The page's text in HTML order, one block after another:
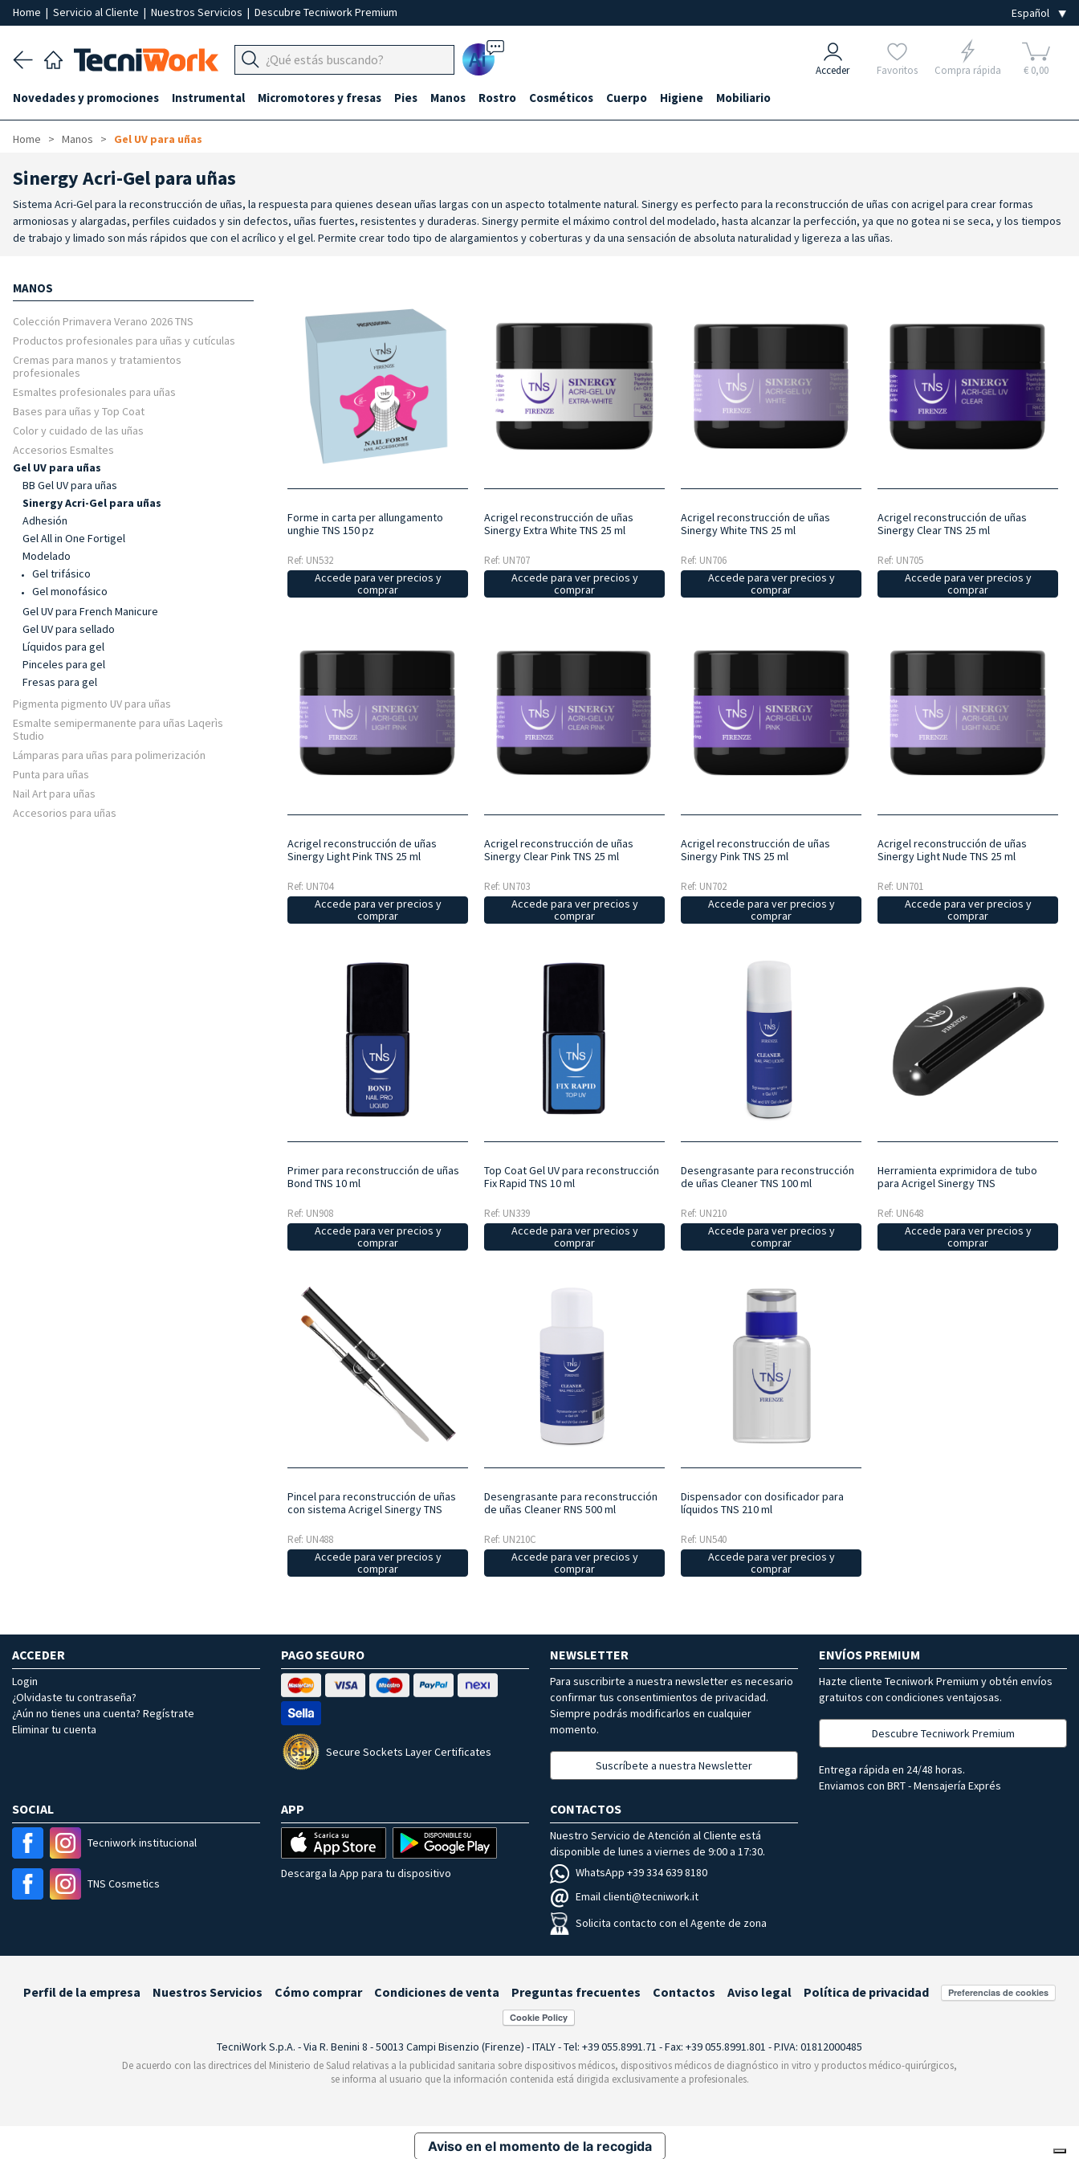
Home | Servicio al Cliente | Nuestros Servicios | Descubre Tecniwork Premium
Ai Acceder Favoritos Compra rápida € 0,00
Novedades y promociones Instrumental Micromotores y fresas Pies Manos Rostro Cosméticos Cuerpo Higiene Mobiliario
Home Manos Gel UV para uñas
Sinergy Acri-Gel para uñas
Sistema Acri-Gel para la reconstrucción de uñas, la respuesta para quienes desean uñas largas con un aspecto totalmente natural. Sinergy es perfecto para la reconstrucción de uñas con acrigel para crear formas
armoniosas y alargadas, perfiles cuidados y sin defectos, uñas fuertes, resistentes y duraderas. Sinergy permite el máximo control del modelado, hasta alcanzar la perfección, ya que no gotea ni se seca, y los tiempos
de trabajo y limado son más rápidos que con el acrílico y el gel. Permite crear todo tipo de alargamientos y coberturas y da una sensación de absoluta naturalidad y ligereza a las uñas.
MANOS
Colección Primavera Verano 2026 TNS
Productos profesionales para uñas y cutículas
Cremas para manos y tratamientos
profesionales
Esmaltes profesionales para uñas
Bases para uñas y Top Coat
Color y cuidado de las uñas
Accesorios Esmaltes
Gel UV para uñas
BB Gel UV para uñas
Sinergy Acri-Gel para uñas
Adhesión
Gel All in One Fortigel
Modelado
Gel trifásico
Gel monofásico
Gel UV para French Manicure
Gel UV para sellado
Líquidos para gel
Pinceles para gel
Fresas para gel
Pigmenta pigmento UV para uñas
Esmalte semipermanente para uñas Laqerìs
Studio
Lámparas para uñas para polimerización
Punta para uñas
Nail Art para uñas
Accesorios para uñas
Forme in carta per allungamento
unghie TNS 150 pz
Ref: UN532
Accede para ver precios y
comprar
Acrigel reconstrucción de uñas
Sinergy Extra White TNS 25 ml
Ref: UN707
Accede para ver precios y
comprar
Acrigel reconstrucción de uñas
Sinergy White TNS 25 ml
Ref: UN706
Accede para ver precios y
comprar
Acrigel reconstrucción de uñas
Sinergy Clear TNS 25 ml
Ref: UN705
Accede para ver precios y
comprar
Acrigel reconstrucción de uñas
Sinergy Light Pink TNS 25 ml
Ref: UN704
Accede para ver precios y
comprar
Acrigel reconstrucción de uñas
Sinergy Clear Pink TNS 25 ml
Ref: UN703
Accede para ver precios y
comprar
Acrigel reconstrucción de uñas
Sinergy Pink TNS 25 ml
Ref: UN702
Accede para ver precios y
comprar
Acrigel reconstrucción de uñas
Sinergy Light Nude TNS 25 ml
Ref: UN701
Accede para ver precios y
comprar
Primer para reconstrucción de uñas
Bond TNS 10 ml
Ref: UN908
Accede para ver precios y
comprar
Top Coat Gel UV para reconstrucción
Fix Rapid TNS 10 ml
Ref: UN339
Accede para ver precios y
comprar
Desengrasante para reconstrucción
de uñas Cleaner TNS 100 ml
Ref: UN210
Accede para ver precios y
comprar
Herramienta exprimidora de tubo
para Acrigel Sinergy TNS
Ref: UN648
Accede para ver precios y
comprar
Pincel para reconstrucción de uñas
con sistema Acrigel Sinergy TNS
Ref: UN488
Accede para ver precios y
comprar
Desengrasante para reconstrucción
de uñas Cleaner RNS 500 ml
Ref: UN210C
Accede para ver precios y
comprar
Dispensador con dosificador para
líquidos TNS 210 ml
Ref: UN540
Accede para ver precios y
comprar
ACCEDER
Login
¿Olvidaste tu contraseña?
¿Aún no tienes una cuenta? Regístrate
Eliminar tu cuenta
PAGO SEGURO
Secure Sockets Layer Certificates
NEWSLETTER
Para suscribirte a nuestra newsletter es necesario
confirmar tus consentimientos de privacidad.
Siempre podrás modificarlos en cualquier
momento.
Suscríbete a nuestra Newsletter
ENVÍOS PREMIUM
Hazte cliente Tecniwork Premium y obtén envíos
gratuitos con condiciones ventajosas.
Descubre Tecniwork Premium
Entrega rápida en 24/48 horas.
Enviamos con BRT - Mensajería Exprés
SOCIAL
Tecniwork institucional
TNS Cosmetics
APP
Descarga la App para tu dispositivo
CONTACTOS
Nuestro Servicio de Atención al Cliente está
disponible de lunes a viernes de 9:00 a 17:30.
WhatsApp +39 334 639 8180
Email clienti@tecniwork.it
Solicita contacto con el Agente de zona
Perfil de la empresa Nuestros Servicios Cómo comprar Condiciones de venta Preguntas frecuentes Contactos Aviso legal Política de privacidad Preferencias de cookies
TecniWork S.p.A. - Via R. Benini 8 - 50013 Campi Bisenzio (Firenze) - ITALY - Tel: +39 055.8991.71 - Fax: +39 055.8991.801 - P.IVA: 01812000485
De acuerdo con las directrices del Ministerio de Salud relativas a la publicidad sanitaria sobre dispositivos médicos, dispositivos médicos de diagnóstico in vitro y productos médico-quirúrgicos,
se informa al usuario que la información contenida está dirigida exclusivamente a profesionales.
Aviso en el momento de la recogida